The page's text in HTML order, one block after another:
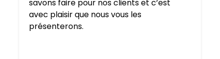
savons faire pour nos clients et c’est
avec plaisir que nous vous les
présenterons.